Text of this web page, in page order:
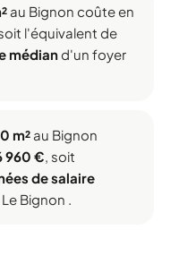
au Bignon coûte en
l'équivalent de
médiand'un foyer
m² au Bignon
960 €, soit
de salaire
Bignon .